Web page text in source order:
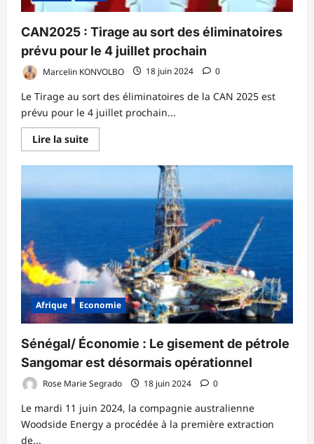
CAN2025 : Tirage au sort des éliminatoires
prévu pour le 4 juillet prochain
Marcelin KONVOLBO 18 juin 2024 0
Le Tirage au sort des éliminatoires de la CAN 2025 est
prévu pour le 4 juillet prochain...
Lire la suiteEn
savoir
sur
Tirage
pour
le
4
juillet
prochain
Afrique Economie
Sénégal/ Économie : Le gisement de pétrole
Sangomar est désormais opérationnel
Rose Marie Segrado 18 juin 2024 0
Le mardi 11 juin 2024, la compagnie australienne
Woodside Energy a procédée à la première extraction
de...